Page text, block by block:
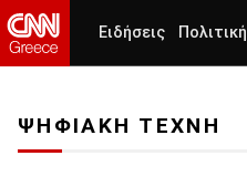
Ειδήσεις Πολιτική
ΨΗΦΙΑΚΗ ΤΕΧΝΗ